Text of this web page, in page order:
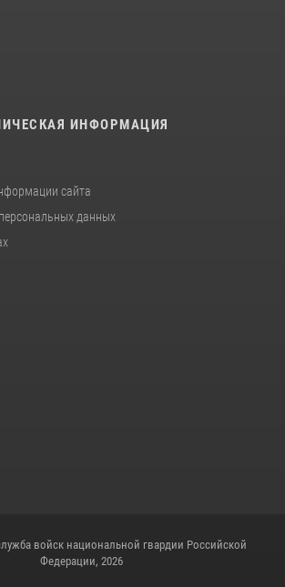
ИНФОРМАЦИЯ
сайта
данных
войск национальной гвардии Российской
Федерации, 2026